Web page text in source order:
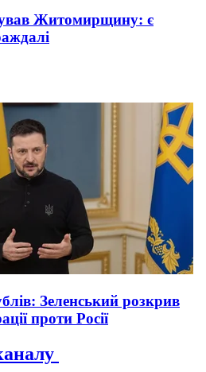
Житомирщину: є
Зеленський розкрив
проти Росії